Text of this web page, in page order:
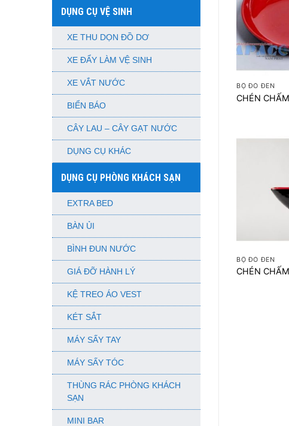
DỤNG CỤ VỆ SINH
XE THU DỌN ĐỒ DƠ
XE ĐẨY LÀM VỆ SINH
XE VẮT NƯỚC
BIỂN BÁO
CÂY LAU – CÂY GẠT NƯỚC
DỤNG CỤ KHÁC
DỤNG CỤ PHÒNG KHÁCH SẠN
EXTRA BED
BÀN ỦI
BÌNH ĐUN NƯỚC
GIÁ ĐỠ HÀNH LÝ
KỆ TREO ÁO VEST
KÉT SẮT
MÁY SẤY TAY
MÁY SẤY TÓC
THÙNG RÁC PHÒNG KHÁCH
SẠN
MINI BAR
BỘ ĐỎ ĐEN
CHÉN
BỘ ĐỎ ĐEN
CHÉN